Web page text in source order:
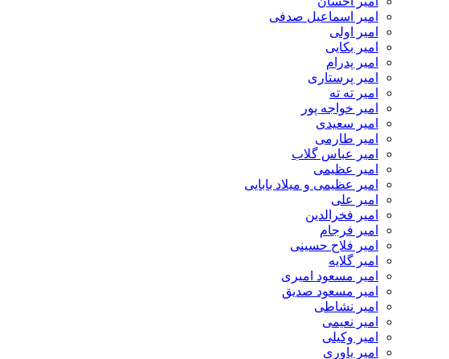
امیر اسماعیل صدفی
امیر اولی
امیر بکایی
امیر پدرام
امیر پرستاری
امیر ته ته
امیر خواجه پور
امیر سعیدی
امیر طارمی
امیر عباس گلاب
امیر عظیمی
امیر عظیمی و میلاد بابایی
امیر علی
امیر فخرالدین
امیر فرجام
امیر فلاح حسینی
امیر گلایه
امیر مسعود امیری
امیر مسعود صدیق
امیر نشاطی
امیر نعیمی
امیر وکیلی
امیر یاوری